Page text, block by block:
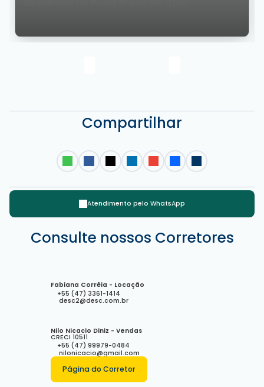
Brasil
Compartilhar
Atendimento pelo WhatsApp
Consulte nossos Corretores
Fabiana Corrêia - Locação
+55 (47) 3361-1414
desc2@desc.com.br
Nilo Nicacio Diniz - Vendas
CRECI 10511
+55 (47) 99979-0484
nilonicacio@gmail.com
Página do Corretor